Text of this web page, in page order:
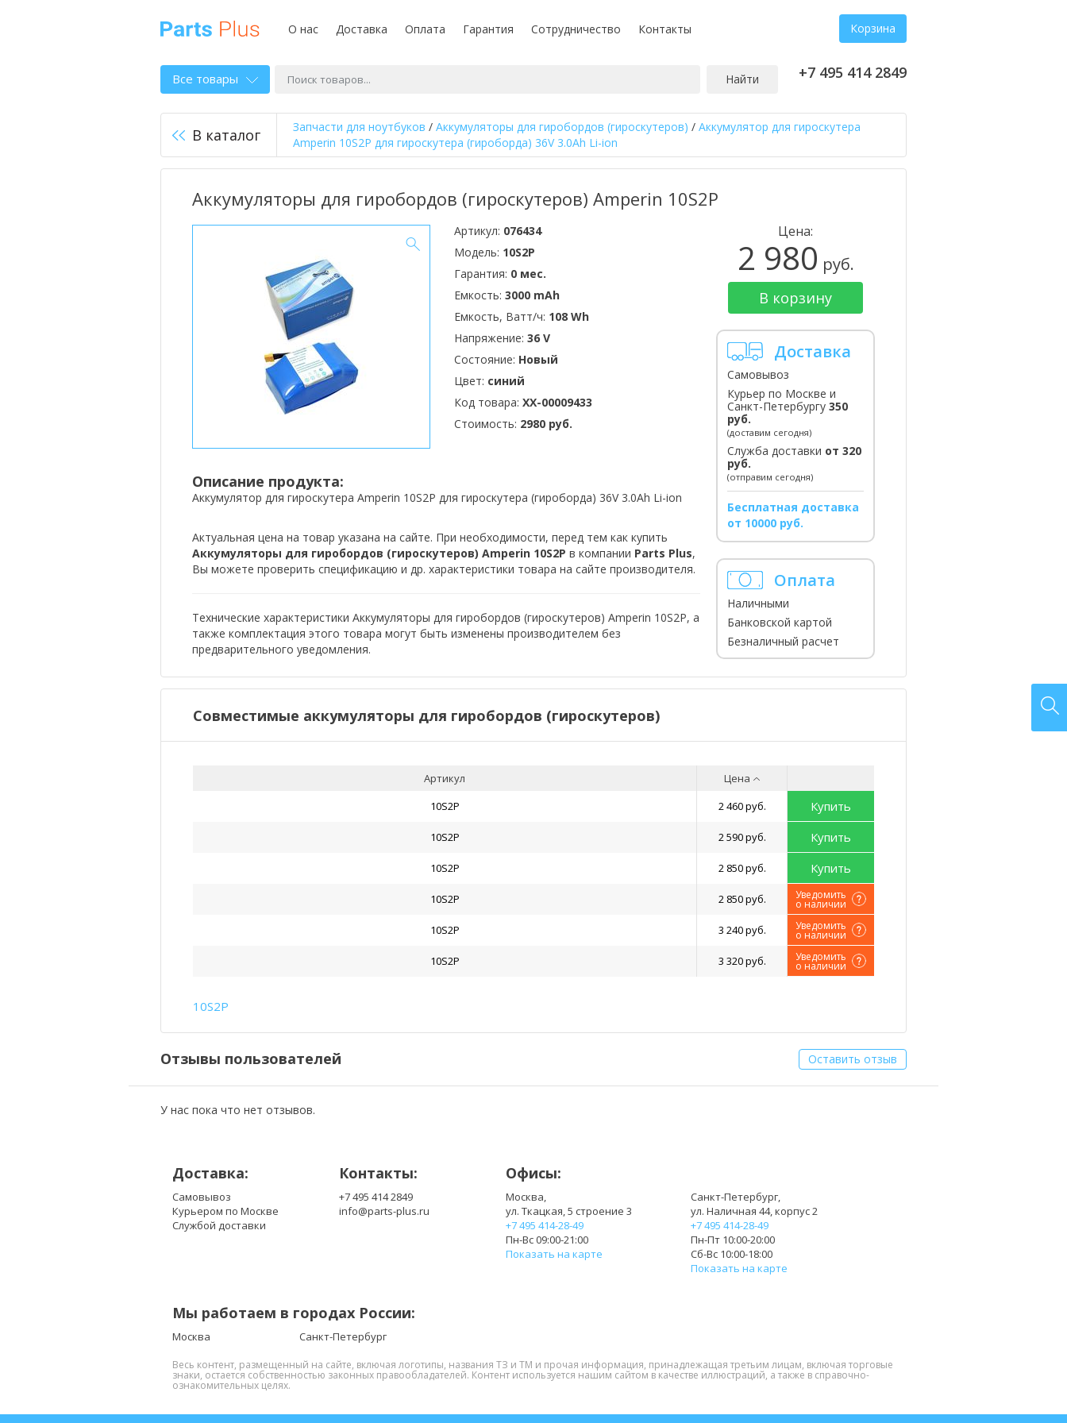
О нас Доставка Оплата Гарантия Сотрудничество Контакты Корзина
Все товары Найти +7 495 414 2849
В каталог Запчасти для ноутбуков / Аккумуляторы для гиробордов (гироскутеров) / Аккумулятор для гироскутера
Amperin 10S2P для гироскутера (гироборда) 36V 3.0Ah Li-ion
Аккумуляторы для гиробордов (гироскутеров) Amperin 10S2P
Артикул: 076434
Модель: 10S2P
Гарантия: 0 мес.
Емкость: 3000 mAh
Емкость, Ватт/ч: 108 Wh
Напряжение: 36 V
Состояние: Новый
Цвет: синий
Код товара: XX-00009433
Стоимость: 2980 руб.
Описание продукта:
Аккумулятор для гироскутера Amperin 10S2P для гироскутера (гироборда) 36V 3.0Ah Li-ion
Актуальная цена на товар указана на сайте. При необходимости, перед тем как купить
Аккумуляторы для гиробордов (гироскутеров) Amperin 10S2P в компании Parts Plus,
Вы можете проверить спецификацию и др. характеристики товара на сайте производителя.
Технические характеристики Аккумуляторы для гиробордов (гироскутеров) Amperin 10S2P, а
также комплектация этого товара могут быть изменены производителем без
предварительного уведомления.
Цена:
2 980 руб.
В корзину
Доставка
Самовывоз
Курьер по Москве и
Санкт-Петербургу 350
руб.
(доставим сегодня)
Служба доставки от 320
руб.
(отправим сегодня)
Бесплатная доставка
от 10000 руб.
Оплата
Наличными
Банковской картой
Безналичный расчет
Совместимые аккумуляторы для гиробордов (гироскутеров)
Артикул
Цена
10S2P
2 460 руб. Купить
10S2P 2 590 руб. Купить
10S2P 2 850 руб. Купить
10S2P 2 850 руб. Уведомить
о наличии
10S2P 3 240 руб. Уведомить
о наличии
10S2P 3 320 руб. Уведомить
о наличии
10S2P
Отзывы пользователей Оставить отзыв
У нас пока что нет отзывов.
Доставка:
Самовывоз
Курьером по Москве
Службой доставки
Контакты:
+7 495 414 2849
info@parts-plus.ru
Офисы:
Москва,
ул. Ткацкая, 5 строение 3
+7 495 414-28-49
Пн-Вс 09:00-21:00
Показать на карте
Санкт-Петербург,
ул. Наличная 44, корпус 2
+7 495 414-28-49
Пн-Пт 10:00-20:00
Сб-Вс 10:00-18:00
Показать на карте
Мы работаем в городах России:
Москва Санкт-Петербург
Весь контент, размещенный на сайте, включая логотипы, названия ТЗ и ТМ и прочая информация, принадлежащая третьим лицам, включая торговые
знаки, остается собственностью законных правообладателей. Контент используется нашим сайтом в качестве иллюстраций, а также в справочно-
ознакомительных целях.